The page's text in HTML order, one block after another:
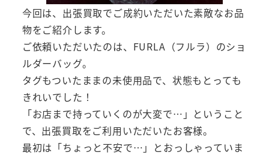
今回は、出張買取でご成約いただいた素敵なお品
物をご紹介します。
ご依頼いただいたのは、FURLA（フルラ）のショ
ルダーバッグ。
タグもついたままの未使用品で、状態もとっても
きれいでした！
「お店まで持っていくのが大変で…」ということ
で、出張買取をご利用いただいたお客様。
最初は「ちょっと不安で…」とおっしゃっていま